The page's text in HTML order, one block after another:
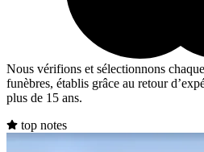
Nous vérifions et sélectionnons
funèbres, établis grâce au retour
plus de 15 ans.
top notes